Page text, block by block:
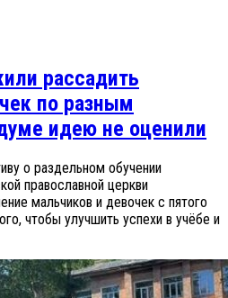
рассадить
по разным
идею не оценили
о раздельном обучении
православной церкви
мальчиков и девочек с пятого
чтобы улучшить успехи в учёбе и